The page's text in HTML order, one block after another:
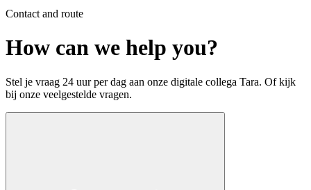
Contact and route
How can we help you?
Stel je vraag 24 uur per dag aan onze digitale collega Tara. Of kijk
bij onze veelgestelde vragen.